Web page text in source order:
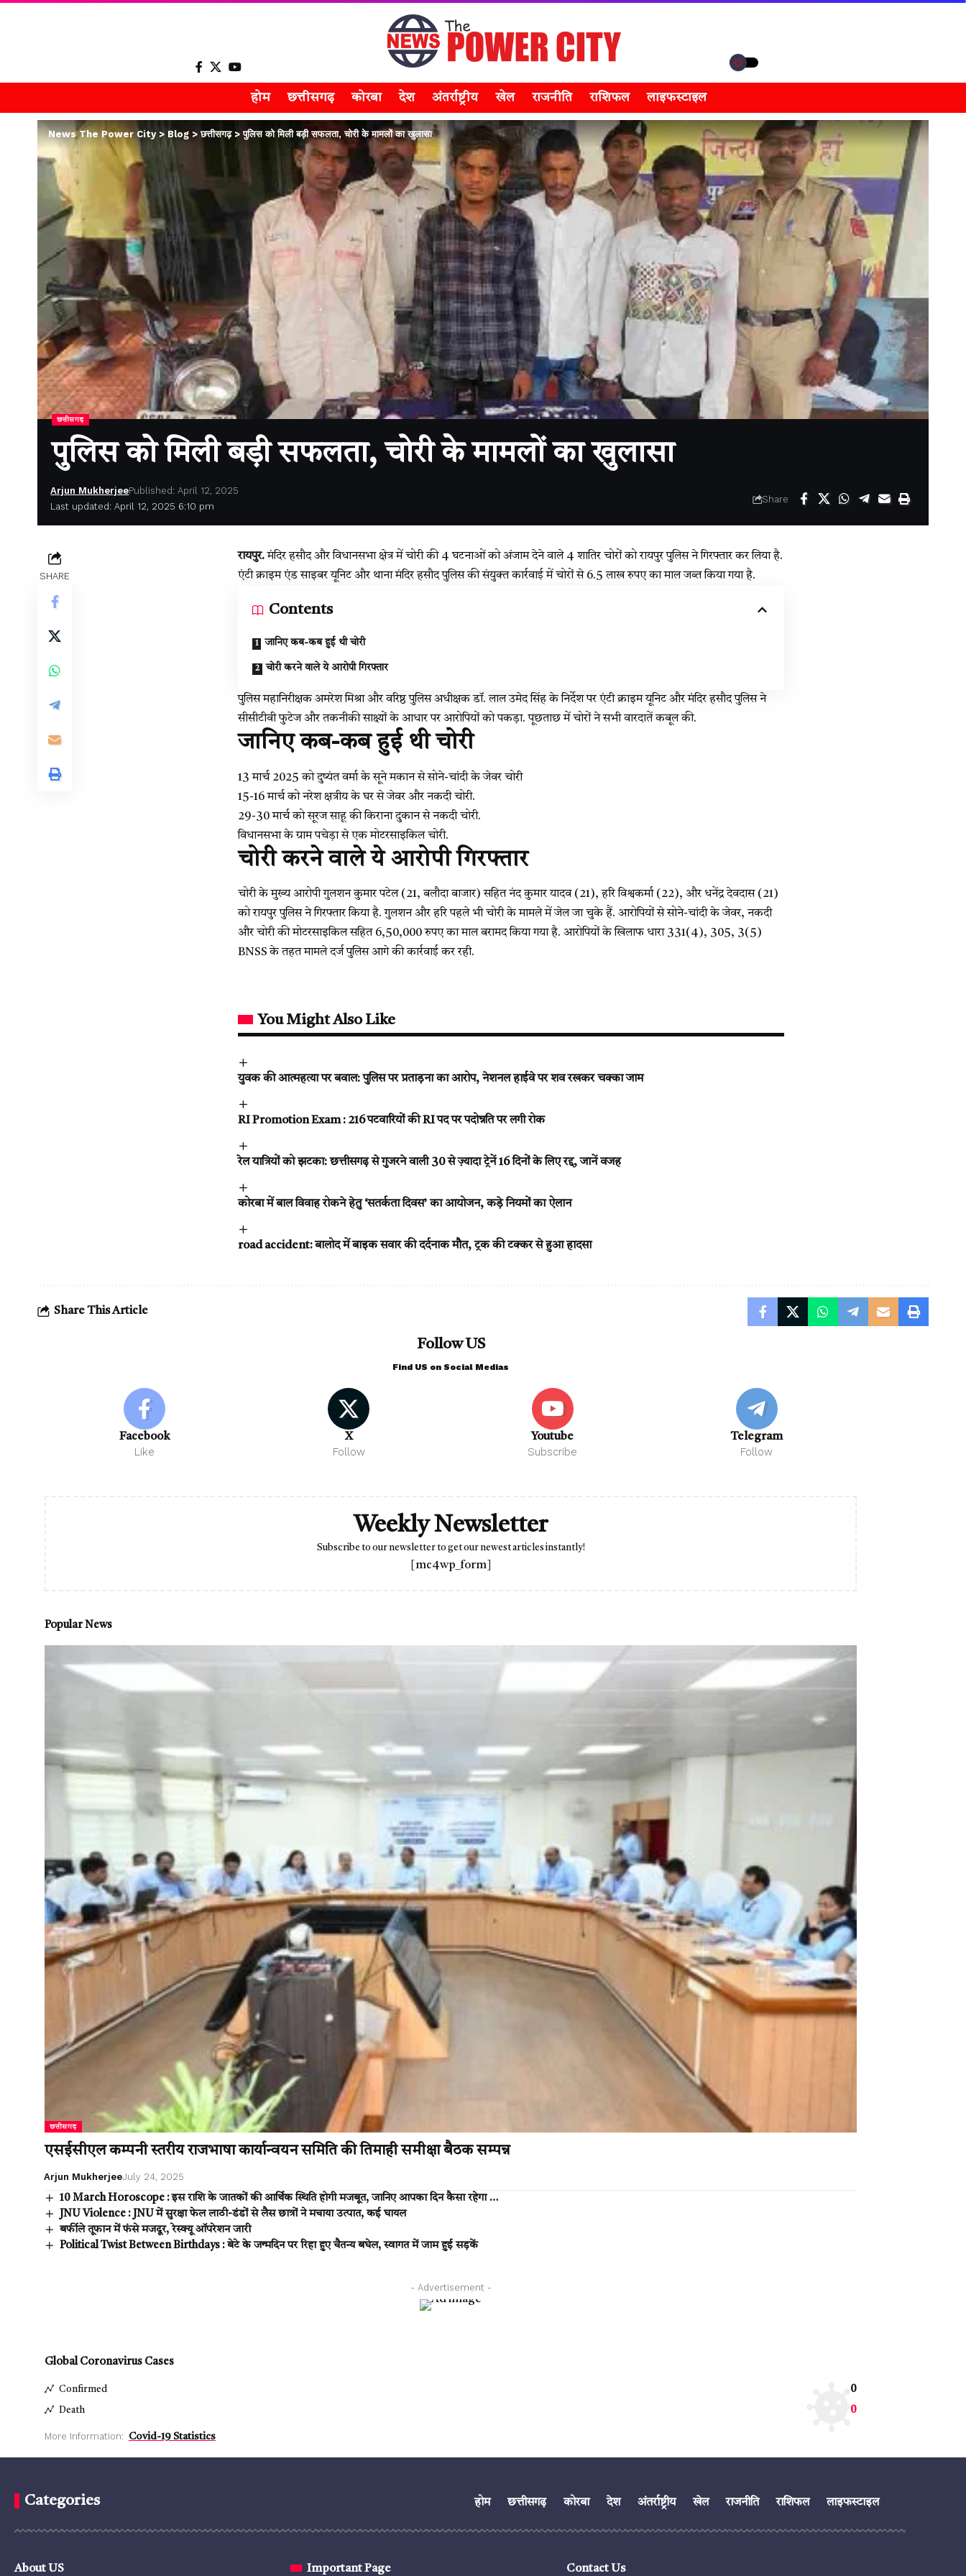
होम छत्तीसगढ़ कोरबा देश अंतर्राष्ट्रीय खेल राजनीति राशिफल लाइफस्टाइल
News The Power City> Blog >छत्तीसगढ़>पुलिस को मिली बड़ी सफलता, चोरी के मामलों का खुलासा
छत्तीसगढ़
पुलिस को मिली बड़ी सफलता, चोरी के मामलों का खुलासा
Last updated: April 12, 2025 6:10 pm
Arjun MukherjeePublished: April 12, 2025
Share
SHARE
रायपुर.मंदिर हसौद और विधानसभा क्षेत्र में चोरी की 4 घटनाओं को अंजाम देने वाले 4 शातिर चोरों को रायपुर पुलिस ने गिरफ्तार कर लिया है.
एंटी क्राइम एंड साइबर यूनिट और थाना मंदिर हसौद पुलिस की संयुक्त कार्रवाई में चोरों से 6.5 लाख रुपए का माल जब्त किया गया है.
Contents
जानिए कब-कब हुई थी चोरी
चोरी करने वाले ये आरोपी गिरफ्तार
पुलिस महानिरीक्षक अमरेश मिश्रा और वरिष्ठ पुलिस अधीक्षक डॉ. लाल उमेद सिंह के निर्देश पर एंटी क्राइम यूनिट और मंदिर हसौद पुलिस ने
सीसीटीवी फुटेज और तकनीकी साक्ष्यों के आधार पर आरोपियों को पकड़ा. पूछताछ में चोरों ने सभी वारदातें कबूल की.
जानिए कब-कब हुई थी चोरी
13 मार्च 2025 को दुष्यंत वर्मा के सूने मकान से सोने-चांदी के जेवर चोरी
15-16 मार्च को नरेश क्षत्रीय के घर से जेवर और नकदी चोरी.
29-30 मार्च को सूरज साहू की किराना दुकान से नकदी चोरी.
विधानसभा के ग्राम पचेड़ा से एक मोटरसाइकिल चोरी.
चोरी करने वाले ये आरोपी गिरफ्तार
चोरी के मुख्य आरोपी गुलशन कुमार पटेल (21, बलौदा बाजार) सहित नंद कुमार यादव (21), हरि विश्वकर्मा (22), और धनेंद्र देवदास (21)
को रायपुर पुलिस ने गिरफ्तार किया है. गुलशन और हरि पहले भी चोरी के मामले में जेल जा चुके हैं. आरोपियों से सोने-चांदी के जेवर, नकदी
और चोरी की मोटरसाइकिल सहित 6,50,000 रुपए का माल बरामद किया गया है. आरोपियों के खिलाफ धारा 331(4), 305, 3(5)
BNSS के तहत मामले दर्ज पुलिस आगे की कार्रवाई कर रही.
You Might Also Like
युवक की आत्महत्या पर बवाल: पुलिस पर प्रताड़ना का आरोप, नेशनल हाईवे पर शव रखकर चक्का जाम
RI Promotion Exam : 216 पटवारियों की RI पद पर पदोन्नति पर लगी रोक
रेल यात्रियों को झटका: छत्तीसगढ़ से गुजरने वाली 30 से ज़्यादा ट्रेनें 16 दिनों के लिए रद्द, जानें वजह
कोरबा में बाल विवाह रोकने हेतु ‘सतर्कता दिवस’ का आयोजन, कड़े नियमों का ऐलान
road accident: बालोद में बाइक सवार की दर्दनाक मौत, ट्रक की टक्कर से हुआ हादसा
Share This Article
Follow US
Find US on Social Medias
Facebook
Like
X
Follow
Youtube
Subscribe
Telegram
Follow
Weekly Newsletter
Subscribe to our newsletter to get our newest articles instantly!
[mc4wp_form]
Popular News
छत्तीसगढ़
एसईसीएल कम्पनी स्तरीय राजभाषा कार्यान्वयन समिति की तिमाही समीक्षा बैठक सम्पन्न
Arjun MukherjeeJuly 24, 2025
10 March Horoscope : इस राशि के जातकों की आर्थिक स्थिति होगी मजबूत, जानिए आपका दिन कैसा रहेगा …
JNU Violence : JNU में सुरक्षा फेल लाठी-डंडों से लैस छात्रों ने मचाया उत्पात, कई घायल
बर्फीले तूफान में फंसे मजदूर, रेस्क्यू ऑपरेशन जारी
Political Twist Between Birthdays : बेटे के जन्मदिन पर रिहा हुए चैतन्य बघेल, स्वागत में जाम हुई सड़कें
- Advertisement -
Global Coronavirus Cases
Confirmed 0
Death 0
More Information: Covid-19 Statistics
Categories होम छत्तीसगढ़ कोरबा देश अंतर्राष्ट्रीय खेल राजनीति राशिफल लाइफस्टाइल
About US Important Page Contact Us